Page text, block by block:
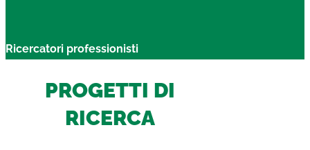
Ricercatori professionisti
PROGETTI DI
RICERCA